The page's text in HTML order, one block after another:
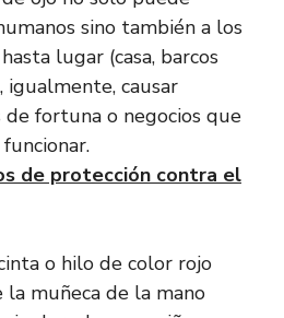
sino también a los
lugar (casa, barcos
causar
fortuna o negocios que
de protección contra el
o hilo de color rojo
muñeca de la mano